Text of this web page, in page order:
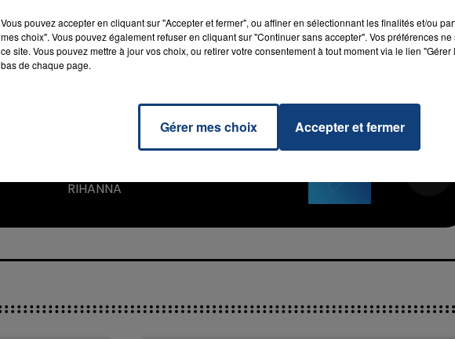
RIHANNA
La Team de l'été
Vous pouvez accepter en cliquant sur "Accepter et fermer", ou affiner en sélectionnant les finalités et/ou
mes choix". Vous pouvez également refuser en cliquant sur "Continuer sans accepter". Vos préférences
ce site. Vous pouvez mettre à jour vos choix, ou retirer votre consentement à tout moment via le lien
bas de chaque page.
Gérer mes choix Accepter et fermer